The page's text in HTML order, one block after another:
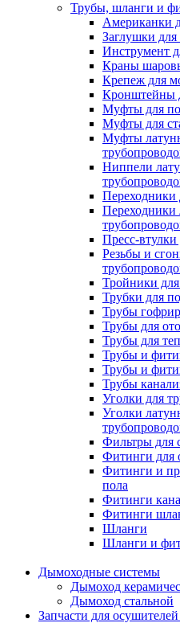
Трубы, шланги и
Американки
Заглушки для
Инструмент
Краны
Крепеж для
Кронштейны
Муфты для
Муфты для
Муфты
Ниппели
Переходники
Переходники
Пресс-втулки
Резьбы и
Тройники
Трубки для
Трубы
Трубы для
Трубы для
Трубы и
Трубы и
Трубы
Уголки для
Уголки
Фильтры для
Фитинги для
Фитинги и
пола
Фитинги
Фитинги
Шланги
Шланги и
Дымоходные системы
Дымоход
Дымоход стальной
Запчасти для осушителей